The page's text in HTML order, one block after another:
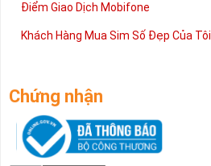
Điểm Giao Dịch Mobifone
Khách Hàng Mua Sim Số Đẹp Của Tôi
Chứng nhận